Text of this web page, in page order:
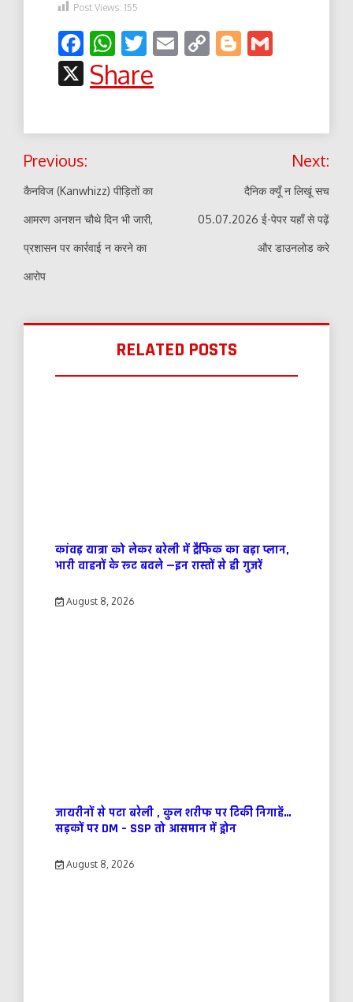
Post Views: 155
Facebook
WhatsApp
Twitter
EmailCopyBlogger
X
Share
Post
navigation
Previous:
कैनविज (Kanwhizz) पीड़ितों का
आमरण अनशन चौथे दिन भी जारी,
प्रशासन पर कार्रवाई न करने का
आरोप
Next:
दैनिक क्यूँ न लिखूं सच
05.07.2026 ई-पेपर यहाँ से पढ़ें
और डाउनलोड करे
RELATED POSTS
कांवड़ यात्रा को लेकर बरेली में ट्रैफिक का बड़ा प्लान,
भारी वाहनों के रूट बदले —इन रास्तों से ही गुजरें
August 8, 2026
जायरीनों से पटा बरेली , कुल शरीफ पर टिकी निगाहें…
सड़कों पर DM – SSP तो आसमान में ड्रोन
August 8, 2026